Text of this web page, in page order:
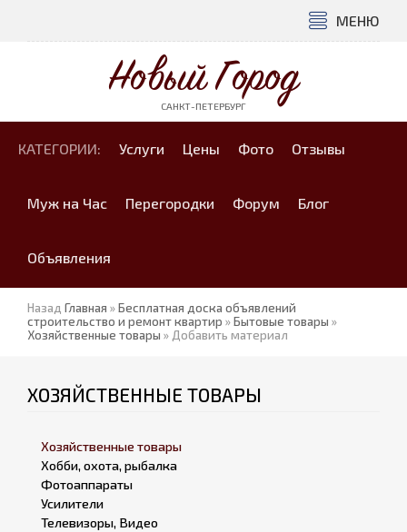
МЕНЮ
Новый Город
САНКТ-ПЕТЕРБУРГ
КАТЕГОРИИ: Услуги Цены Фото Отзывы
Муж на Час Перегородки Форум Блог
Объявления
Назад Главная »Бесплатная доска объявлений
строительство и ремонт квартир »Бытовые товары »
Хозяйственные товары » Добавить материал
ХОЗЯЙСТВЕННЫЕ ТОВАРЫ
Хозяйственные товары
Хобби, охота, рыбалка
Фотоаппараты
Усилители
Телевизоры, Видео